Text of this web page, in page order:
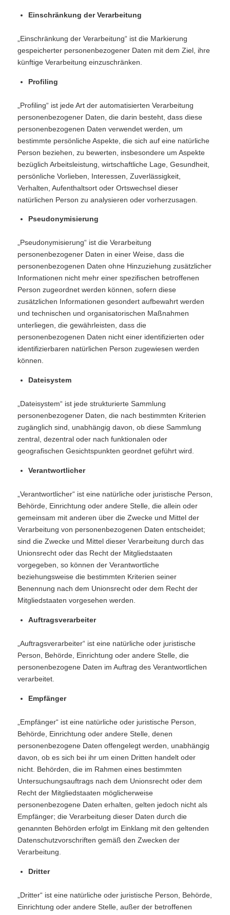
Einschränkung der Verarbeitung
„Einschränkung der Verarbeitung“ ist die Markierung
gespeicherter personenbezogener Daten mit dem Ziel, ihre
künftige Verarbeitung einzuschränken.
Profiling
„Profiling“ ist jede Art der automatisierten Verarbeitung
personenbezogener Daten, die darin besteht, dass diese
personenbezogenen Daten verwendet werden, um
bestimmte persönliche Aspekte, die sich auf eine natürliche
Person beziehen, zu bewerten, insbesondere um Aspekte
bezüglich Arbeitsleistung, wirtschaftliche Lage, Gesundheit,
persönliche Vorlieben, Interessen, Zuverlässigkeit,
Verhalten, Aufenthaltsort oder Ortswechsel dieser
natürlichen Person zu analysieren oder vorherzusagen.
Pseudonymisierung
„Pseudonymisierung“ ist die Verarbeitung
personenbezogener Daten in einer Weise, dass die
personenbezogenen Daten ohne Hinzuziehung zusätzlicher
Informationen nicht mehr einer spezifischen betroffenen
Person zugeordnet werden können, sofern diese
zusätzlichen Informationen gesondert aufbewahrt werden
und technischen und organisatorischen Maßnahmen
unterliegen, die gewährleisten, dass die
personenbezogenen Daten nicht einer identifizierten oder
identifizierbaren natürlichen Person zugewiesen werden
können.
Dateisystem
„Dateisystem“ ist jede strukturierte Sammlung
personenbezogener Daten, die nach bestimmten Kriterien
zugänglich sind, unabhängig davon, ob diese Sammlung
zentral, dezentral oder nach funktionalen oder
geografischen Gesichtspunkten geordnet geführt wird.
Verantwortlicher
„Verantwortlicher“ ist eine natürliche oder juristische Person,
Behörde, Einrichtung oder andere Stelle, die allein oder
gemeinsam mit anderen über die Zwecke und Mittel der
Verarbeitung von personenbezogenen Daten entscheidet;
sind die Zwecke und Mittel dieser Verarbeitung durch das
Unionsrecht oder das Recht der Mitgliedstaaten
vorgegeben, so können der Verantwortliche
beziehungsweise die bestimmten Kriterien seiner
Benennung nach dem Unionsrecht oder dem Recht der
Mitgliedstaaten vorgesehen werden.
Auftragsverarbeiter
„Auftragsverarbeiter“ ist eine natürliche oder juristische
Person, Behörde, Einrichtung oder andere Stelle, die
personenbezogene Daten im Auftrag des Verantwortlichen
verarbeitet.
Empfänger
„Empfänger“ ist eine natürliche oder juristische Person,
Behörde, Einrichtung oder andere Stelle, denen
personenbezogene Daten offengelegt werden, unabhängig
davon, ob es sich bei ihr um einen Dritten handelt oder
nicht. Behörden, die im Rahmen eines bestimmten
Untersuchungsauftrags nach dem Unionsrecht oder dem
Recht der Mitgliedstaaten möglicherweise
personenbezogene Daten erhalten, gelten jedoch nicht als
Empfänger; die Verarbeitung dieser Daten durch die
genannten Behörden erfolgt im Einklang mit den geltenden
Datenschutzvorschriften gemäß den Zwecken der
Verarbeitung.
Dritter
„Dritter“ ist eine natürliche oder juristische Person, Behörde,
Einrichtung oder andere Stelle, außer der betroffenen